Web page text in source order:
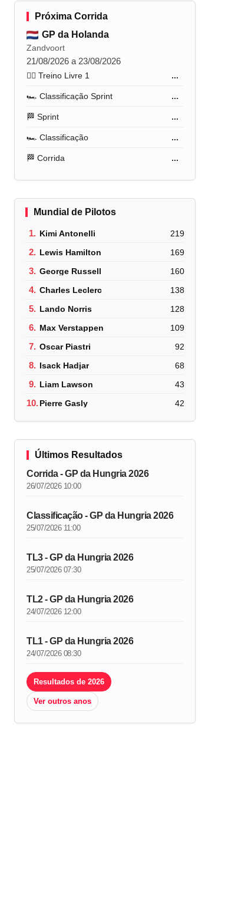
Próxima Corrida
GP da Holanda
Zandvoort
21/08/2026 a 23/08/2026
🏋️‍♂️ Treino Livre 1 ...
🏎️ Classificação Sprint ...
🏁 Sprint ...
🏎️ Classificação ...
🏁 Corrida ...
Mundial de Pilotos
1. Kimi Antonelli 219
2. Lewis Hamilton 169
3. George Russell 160
4. Charles Leclerc 138
5. Lando Norris 128
6. Max Verstappen 109
7. Oscar Piastri 92
8. Isack Hadjar 68
9. Liam Lawson 43
10.Pierre Gasly 42
Últimos Resultados
Corrida - GP da Hungria 2026
26/07/2026 10:00
Classificação - GP da Hungria 2026
25/07/2026 11:00
TL3 - GP da Hungria 2026
25/07/2026 07:30
TL2 - GP da Hungria 2026
24/07/2026 12:00
TL1 - GP da Hungria 2026
24/07/2026 08:30
Resultados de 2026
Ver outros anos